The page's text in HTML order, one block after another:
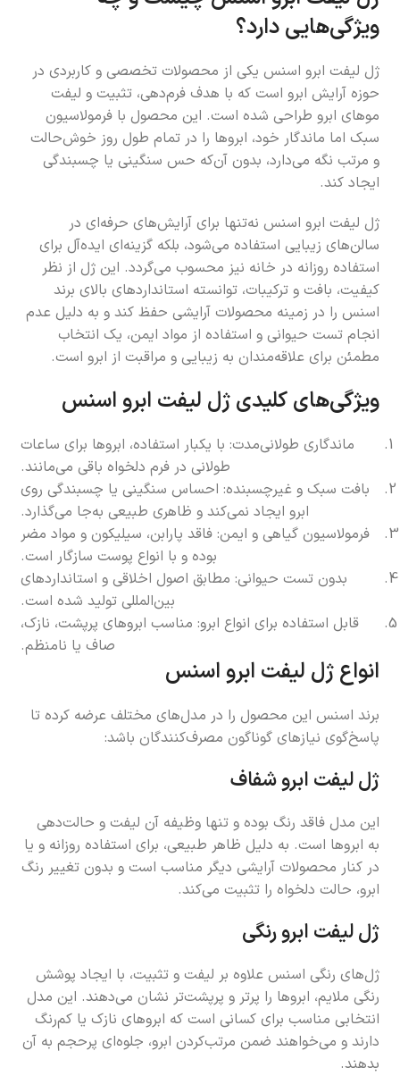
ویژگی‌هایی دارد؟
ژل لیفت ابرو اسنس یکی از محصولات تخصصی و کاربردی در
حوزه آرایش ابرو است که با هدف فرم‌دهی، تثبیت و لیفت
موهای ابرو طراحی شده است. این محصول با فرمولاسیون
سبک اما ماندگار خود، ابروها را در تمام طول روز خوش‌حالت
و مرتب نگه می‌دارد، بدون آن‌که حس سنگینی یا چسبندگی
ایجاد کند.
ژل لیفت ابرو اسنس نه‌تنها برای آرایش‌های حرفه‌ای در
سالن‌های زیبایی استفاده می‌شود، بلکه گزینه‌ای ایده‌آل برای
استفاده روزانه در خانه نیز محسوب می‌گردد. این ژل از نظر
کیفیت، بافت و ترکیبات، توانسته استانداردهای بالای برند
اسنس را در زمینه محصولات آرایشی حفظ کند و به دلیل عدم
انجام تست حیوانی و استفاده از مواد ایمن، یک انتخاب
مطمئن برای علاقه‌مندان به زیبایی و مراقبت از ابرو است.
ویژگی‌های کلیدی ژل لیفت ابرو اسنس
ماندگاری طولانی‌مدت: با یکبار استفاده، ابروها برای ساعات
طولانی در فرم دلخواه باقی می‌مانند.
بافت سبک و غیرچسبنده: احساس سنگینی یا چسبندگی روی
ابرو ایجاد نمی‌کند و ظاهری طبیعی به‌جا می‌گذارد.
فرمولاسیون گیاهی و ایمن: فاقد پارابن، سیلیکون و مواد مضر
بوده و با انواع پوست سازگار است.
بدون تست حیوانی: مطابق اصول اخلاقی و استانداردهای
بین‌المللی تولید شده است.
قابل استفاده برای انواع ابرو: مناسب ابروهای پرپشت، نازک،
صاف یا نامنظم.
انواع ژل لیفت ابرو اسنس
برند اسنس این محصول را در مدل‌های مختلف عرضه کرده تا
پاسخ‌گوی نیازهای گوناگون مصرف‌کنندگان باشد:
ژل لیفت ابرو شفاف
این مدل فاقد رنگ بوده و تنها وظیفه آن لیفت و حالت‌دهی
به ابروها است. به دلیل ظاهر طبیعی، برای استفاده روزانه و یا
در کنار محصولات آرایشی دیگر مناسب است و بدون تغییر رنگ
ابرو، حالت دلخواه را تثبیت می‌کند.
ژل لیفت ابرو رنگی
ژل‌های رنگی اسنس علاوه بر لیفت و تثبیت، با ایجاد پوشش
رنگی ملایم، ابروها را پرتر و پرپشت‌تر نشان می‌دهند. این مدل
انتخابی مناسب برای کسانی است که ابروهای نازک یا کم‌رنگ
دارند و می‌خواهند ضمن مرتب‌کردن ابرو، جلوه‌ای پرحجم به آن
بدهند.